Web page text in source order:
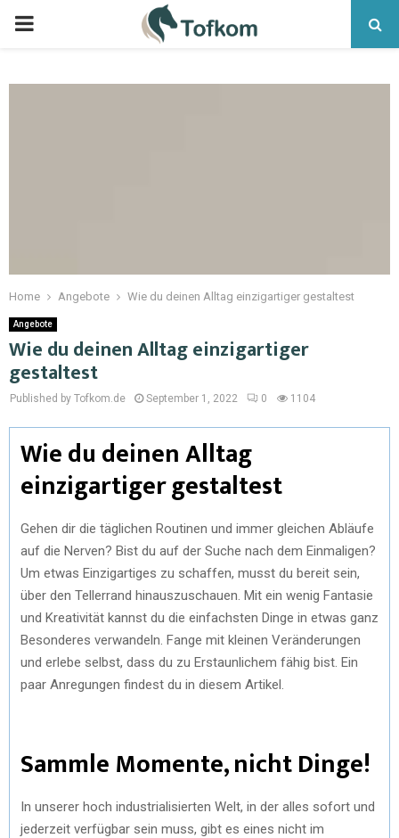
Home Angebote Wie du deinen Alltag einzigartiger gestaltest
Angebote
Wie du deinen Alltag einzigartiger
gestaltest
Published by Tofkom.de September 1, 2022 0 1104
Wie du deinen Alltag
einzigartiger gestaltest
Gehen dir die täglichen Routinen und immer gleichen Abläufe
auf die Nerven? Bist du auf der Suche nach dem Einmaligen?
Um etwas Einzigartiges zu schaffen, musst du bereit sein,
über den Tellerrand hinauszuschauen. Mit ein wenig Fantasie
und Kreativität kannst du die einfachsten Dinge in etwas ganz
Besonderes verwandeln. Fange mit kleinen Veränderungen
und erlebe selbst, dass du zu Erstaunlichem fähig bist. Ein
paar Anregungen findest du in diesem Artikel.
Sammle Momente, nicht Dinge!
In unserer hoch industrialisierten Welt, in der alles sofort und
jederzeit verfügbar sein muss, gibt es eines nicht im